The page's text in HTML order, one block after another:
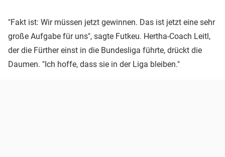
"Fakt ist: Wir müssen jetzt gewinnen. Das ist jetzt eine sehr
große Aufgabe für uns", sagte Futkeu. Hertha-Coach Leitl,
der die Fürther einst in die Bundesliga führte, drückt die
Daumen. "Ich hoffe, dass sie in der Liga bleiben."